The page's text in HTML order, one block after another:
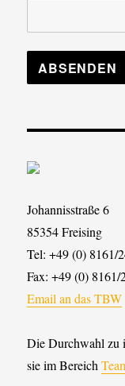
Johannisstraße 6
85354 Freising
Tel: +49 (0) 8161/
Fax: +49 (0) 8161/
Email an das TBW
Die Durchwahl zu
sie im Bereich